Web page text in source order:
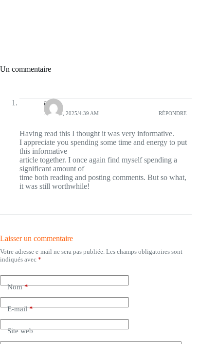
Un commentaire
agam
JUIN 29, 2025/4:39 AM RÉPONDRE
Having read this I thought it was very informative.
I appreciate you spending some time and energy to put
this informative
article together. I once again find myself spending a
significant amount of
time both reading and posting comments. But so what,
it was still worthwhile!
Laisser un commentaire
Votre adresse e-mail ne sera pas publiée. Les champs obligatoires sont
indiqués avec *
Nom*
E-mail*
Site web